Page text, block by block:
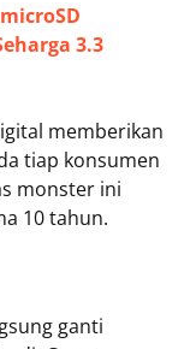
3.3
memberikan
tiap konsumen
monster ini
10 tahun.
ganti